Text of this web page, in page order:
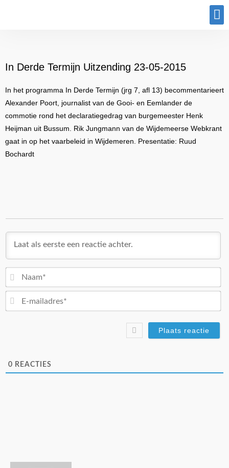
In Derde Termijn Uitzending 23-05-2015
In het programma In Derde Termijn (jrg 7, afl 13) becommentarieert
Alexander Poort, journalist van de Gooi- en Eemlander de
commotie rond het declaratiegedrag van burgemeester Henk
Heijman uit Bussum. Rik Jungmann van de Wijdemeerse Webkrant
gaat in op het vaarbeleid in Wijdemeren. Presentatie: Ruud
Bochardt
0 REACTIES